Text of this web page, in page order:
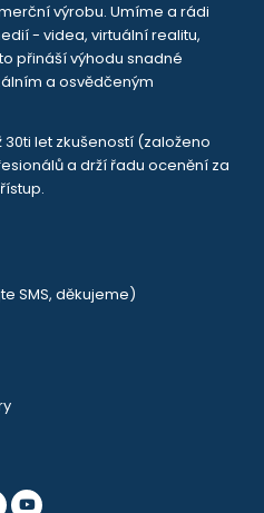
výrobu. Umíme a rádi
- videa, virtuální realitu,
přináší výhodu snadné
a osvědčeným
let zkušeností (založeno
a drží řadu ocenění za
SMS, děkujeme)